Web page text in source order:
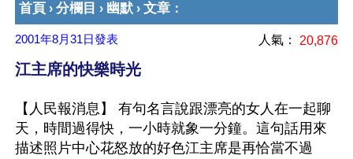
首頁 › 分欄目 › 幽默 › 文章 ：
2001年8月31日發表 人氣： 20,876
江主席的快樂時光
【人民報消息】 有句名言說跟漂亮的女人在一起聊
天，時間過得快，一小時就象一分鐘。這句話用來
描述照片中心花怒放的好色江主席是再恰當不過